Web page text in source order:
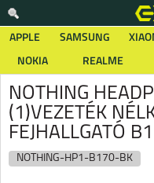
APPLE SAMSUNG
NOKIA
REALME
NOTHING
(1)VEZETÉK
FEJHALLGATÓ
NOTHING-HP1-B170-BK